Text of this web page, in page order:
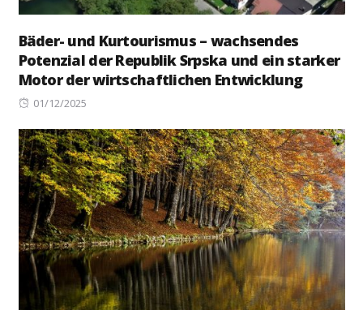
Bäder- und Kurtourismus – wachsendes
Potenzial der Republik Srpska und ein starker
Motor der wirtschaftlichen Entwicklung
Posted
01/12/2025